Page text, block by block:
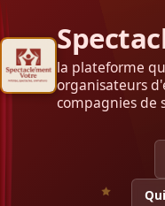
la plateforme
organisateurs
compagnies de